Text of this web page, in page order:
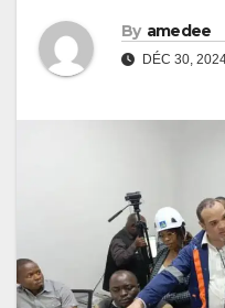
By amedee
DÉC 30,